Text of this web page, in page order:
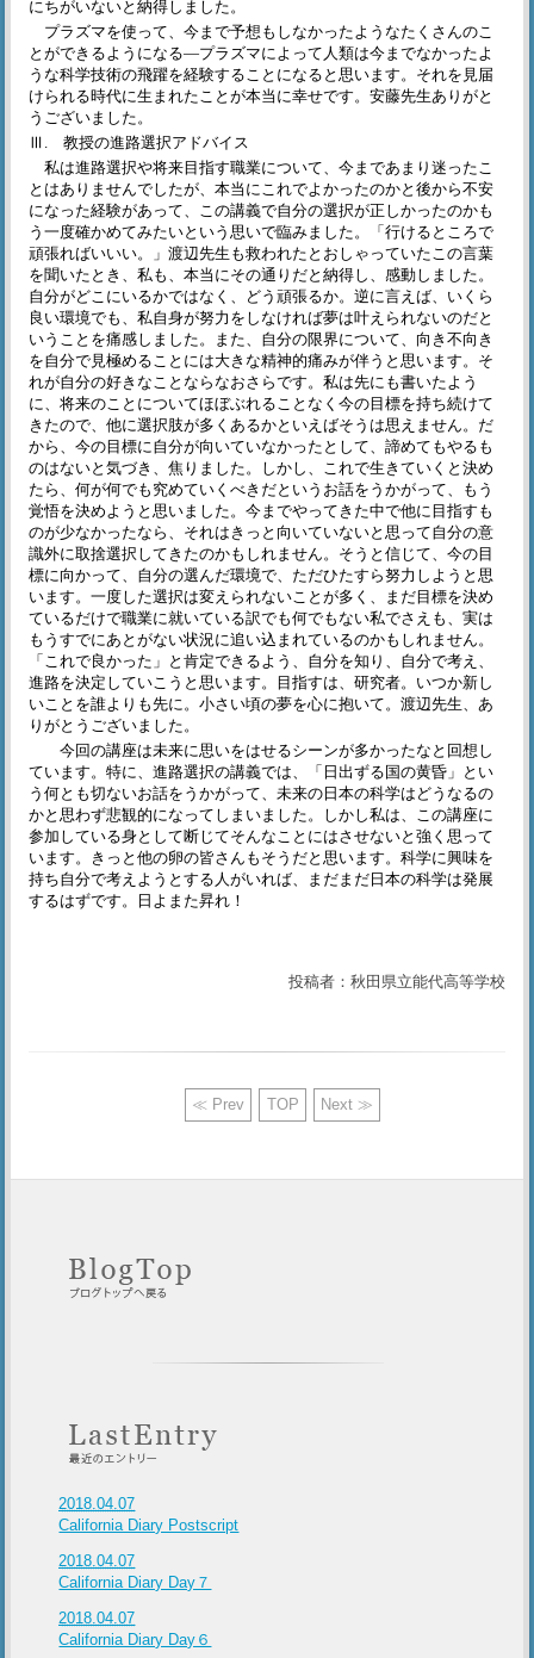
にちがいないと納得しました。
プラズマを使って、今まで予想もしなかったようなたくさんのこ
とができるようになる―プラズマによって人類は今までなかったよ
うな科学技術の飛躍を経験することになると思います。それを見届
けられる時代に生まれたことが本当に幸せです。安藤先生ありがと
うございました。
Ⅲ. 教授の進路選択アドバイス
私は進路選択や将来目指す職業について、今まであまり迷ったこ
とはありませんでしたが、本当にこれでよかったのかと後から不安
になった経験があって、この講義で自分の選択が正しかったのかも
う一度確かめてみたいという思いで臨みました。「行けるところで
頑張ればいいい。」渡辺先生も救われたとおしゃっていたこの言葉
を聞いたとき、私も、本当にその通りだと納得し、感動しました。
自分がどこにいるかではなく、どう頑張るか。逆に言えば、いくら
良い環境でも、私自身が努力をしなければ夢は叶えられないのだと
いうことを痛感しました。また、自分の限界について、向き不向き
を自分で見極めることには大きな精神的痛みが伴うと思います。そ
れが自分の好きなことならなおさらです。私は先にも書いたよう
に、将来のことについてほぼぶれることなく今の目標を持ち続けて
きたので、他に選択肢が多くあるかといえばそうは思えません。だ
から、今の目標に自分が向いていなかったとして、諦めてもやるも
のはないと気づき、焦りました。しかし、これで生きていくと決め
たら、何が何でも究めていくべきだというお話をうかがって、もう
覚悟を決めようと思いました。今までやってきた中で他に目指すも
のが少なかったなら、それはきっと向いていないと思って自分の意
識外に取捨選択してきたのかもしれません。そうと信じて、今の目
標に向かって、自分の選んだ環境で、ただひたすら努力しようと思
います。一度した選択は変えられないことが多く、まだ目標を決め
ているだけで職業に就いている訳でも何でもない私でさえも、実は
もうすでにあとがない状況に追い込まれているのかもしれません。
「これで良かった」と肯定できるよう、自分を知り、自分で考え、
進路を決定していこうと思います。目指すは、研究者。いつか新し
いことを誰よりも先に。小さい頃の夢を心に抱いて。渡辺先生、あ
りがとうございました。
今回の講座は未来に思いをはせるシーンが多かったなと回想し
ています。特に、進路選択の講義では、「日出ずる国の黄昏」とい
う何とも切ないお話をうかがって、未来の日本の科学はどうなるの
かと思わず悲観的になってしまいました。しかし私は、この講座に
参加している身として断じてそんなことにはさせないと強く思って
います。きっと他の卵の皆さんもそうだと思います。科学に興味を
持ち自分で考えようとする人がいれば、まだまだ日本の科学は発展
するはずです。日よまた昇れ！
投稿者：秋田県立能代高等学校
≪ Prev TOP Next ≫
2018.04.07
California Diary Postscript
2018.04.07
California Diary Day７
2018.04.07
California Diary Day６